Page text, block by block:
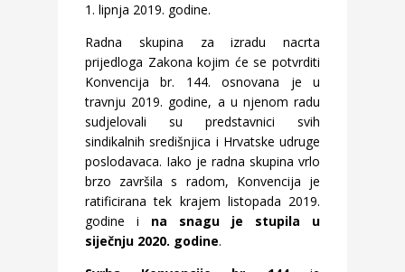
1. lipnja 2019. godine.
Radna skupina za izradu nacrta
prijedloga Zakona kojim će se potvrditi
Konvencija br. 144. osnovana je u
travnju 2019. godine, a u njenom radu
sudjelovali su predstavnici svih
sindikalnih središnjica i Hrvatske udruge
poslodavaca. Iako je radna skupina vrlo
brzo završila s radom, Konvencija je
ratificirana tek krajem listopada 2019.
godine i na snagu je stupila u
siječnju 2020. godine.